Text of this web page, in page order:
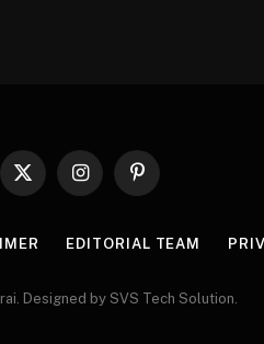
X
InstagramPinterest
EDITORIAL TEAM
Designed by SVS Tech Solution.